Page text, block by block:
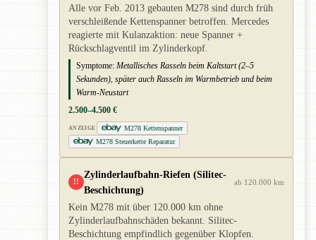
Alle vor Feb. 2013 gebauten M278 sind durch früh
verschleißende Kettenspanner betroffen. Mercedes
reagierte mit Kulanzaktion: neue Spanner +
Rückschlagventil im Zylinderkopf.
Symptome: Metallisches Rasseln beim Kaltstart (2–5
Sekunden), später auch Rasseln im Warmbetrieb und beim
Warm-Neustart
2.500–4.500 €
ANZEIGE
M278 Kettenspanner
M278 Steuerkette Reparatur
!!
Zylinderlaufbahn-Riefen (Silitec-
Beschichtung)
ab 120.000 km
Kein M278 mit über 120.000 km ohne
Zylinderlaufbahnschäden bekannt. Silitec-
Beschichtung empfindlich gegenüber Klopfen.